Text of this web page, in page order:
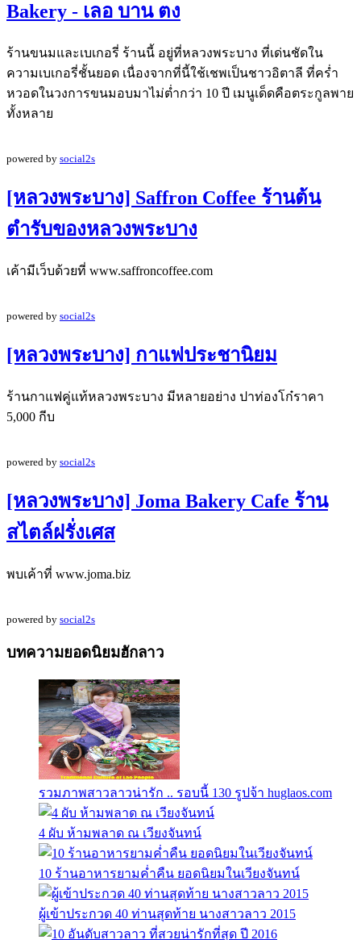
Bakery - เลอ บาน ตง
ร้านขนมและเบเกอรี่ ร้านนี้ อยู่ที่หลวงพระบาง ที่เด่นชัดใน
ความเบเกอรี่ชั้นยอด เนื่องจากที่นี้ใช้เชพเป็นชาวอิตาลี ที่คร่ำ
หวอดในวงการขนมอบมาไม่ต่ำกว่า 10 ปี เมนูเด็ดคือตระกูลพาย
ทั้งหลาย
powered by social2s
[หลวงพระบาง] Saffron Coffee ร้านต้น
ตำรับของหลวงพระบาง
เค้ามีเว็บด้วยที่ www.saffroncoffee.com
powered by social2s
[หลวงพระบาง] กาแฟประชานิยม
ร้านกาแฟคู่แท้หลวงพระบาง มีหลายอย่าง ปาท่องโก๋ราคา
5,000 กีบ
powered by social2s
[หลวงพระบาง] Joma Bakery Cafe ร้าน
สไตล์ฝรั่งเศส
พบเค้าที่ www.joma.biz
powered by social2s
บทความยอดนิยมฮักลาว
รวมภาพสาวลาวน่ารัก .. รอบนี้ 130 รูปจ้า huglaos.com
4 ผับ ห้ามพลาด ณ เวียงจันทน์
10 ร้านอาหารยามค่ำคืน ยอดนิยมในเวียงจันทน์
ผู้เข้าประกวด 40 ท่านสุดท้าย นางสาวลาว 2015